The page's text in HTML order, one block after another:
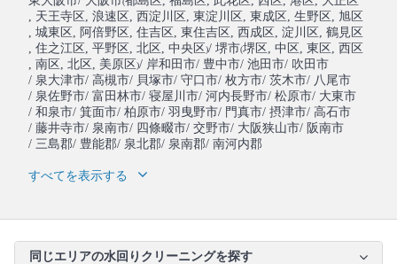
, 天王寺区 , 浪速区 , 西淀川区 , 東淀川区 , 東成区 , 生野区 , 旭区
, 城東区 , 阿倍野区 , 住吉区 , 東住吉区 , 西成区 , 淀川区 , 鶴見区
, 住之江区 , 平野区 , 北区 , 中央区)/ 堺市(堺区 , 中区 , 東区 , 西区
, 南区 , 北区 , 美原区)/ 岸和田市/ 豊中市/ 池田市/ 吹田市
/ 泉大津市/ 高槻市/ 貝塚市/ 守口市/ 枚方市/ 茨木市/ 八尾市
/ 泉佐野市/ 富田林市/ 寝屋川市/ 河内長野市/ 松原市/ 大東市
/ 和泉市/ 箕面市/ 柏原市/ 羽曳野市/ 門真市/ 摂津市/ 高石市
/ 藤井寺市/ 泉南市/ 四條畷市/ 交野市/ 大阪狭山市/ 阪南市
/ 三島郡/ 豊能郡/ 泉北郡/ 泉南郡/ 南河内郡
すべてを表示する
同じエリアの水回りクリーニングを探す